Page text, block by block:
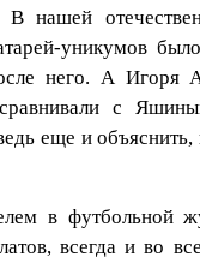
В нашей
уникумов
него. А Игоря
с
еще и объяснить,
в футбольной
всегда и во